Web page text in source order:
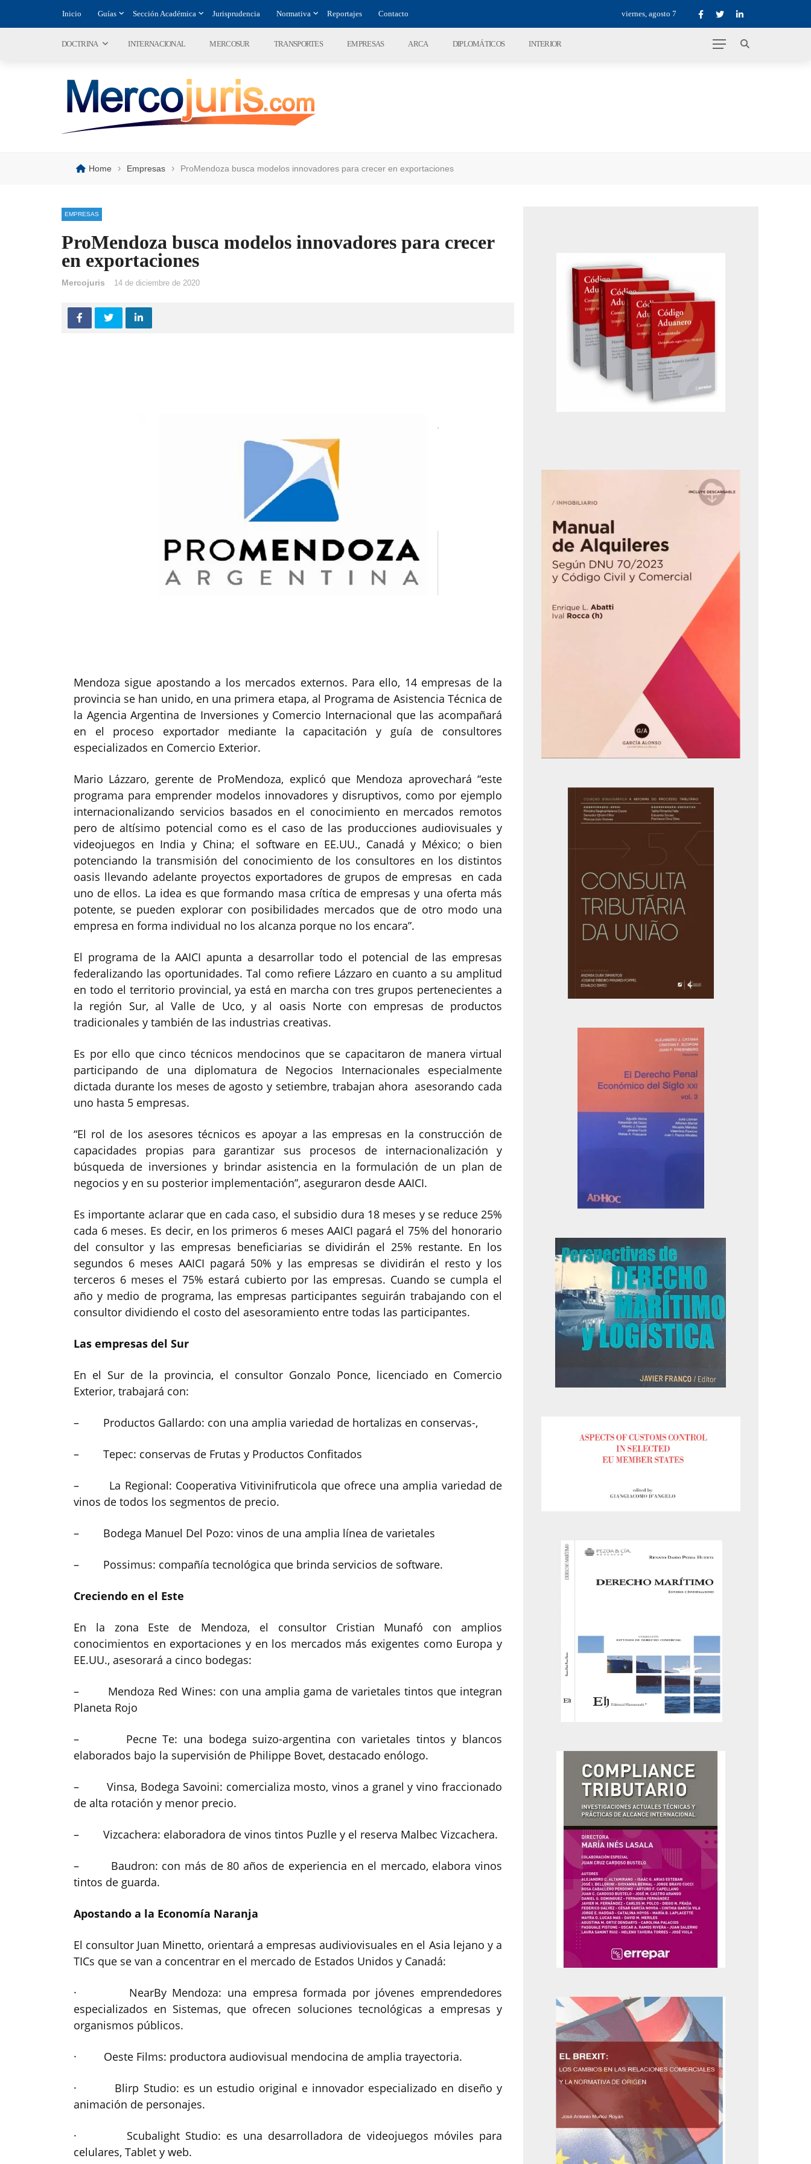
Inicio Guías Sección Académica Jurisprudencia Normativa Reportajes Contacto viernes, agosto 7
DOCTRINA INTERNACIONAL MERCOSUR TRANSPORTES EMPRESAS ARCA DIPLOMÁTICOS INTERIOR
Home › Empresas › ProMendoza busca modelos innovadores para crecer en exportaciones
EMPRESAS
ProMendoza busca modelos innovadores para crecer
en exportaciones
Mercojuris 14 de diciembre de 2020
Mendoza sigue apostando a los mercados externos. Para ello, 14 empresas de la
provincia se han unido, en una primera etapa, al Programa de Asistencia Técnica de
la Agencia Argentina de Inversiones y Comercio Internacional que las acompañará
en el proceso exportador mediante la capacitación y guía de consultores
especializados en Comercio Exterior.
Mario Lázzaro, gerente de ProMendoza, explicó que Mendoza aprovechará “este
programa para emprender modelos innovadores y disruptivos, como por ejemplo
internacionalizando servicios basados en el conocimiento en mercados remotos
pero de altísimo potencial como es el caso de las producciones audiovisuales y
videojuegos en India y China; el software en EE.UU., Canadá y México; o bien
potenciando la transmisión del conocimiento de los consultores en los distintos
oasis llevando adelante proyectos exportadores de grupos de empresas en cada
uno de ellos. La idea es que formando masa crítica de empresas y una oferta más
potente, se pueden explorar con posibilidades mercados que de otro modo una
empresa en forma individual no los alcanza porque no los encara”.
El programa de la AAICI apunta a desarrollar todo el potencial de las empresas
federalizando las oportunidades. Tal como refiere Lázzaro en cuanto a su amplitud
en todo el territorio provincial, ya está en marcha con tres grupos pertenecientes a
la región Sur, al Valle de Uco, y al oasis Norte con empresas de productos
tradicionales y también de las industrias creativas.
Es por ello que cinco técnicos mendocinos que se capacitaron de manera virtual
participando de una diplomatura de Negocios Internacionales especialmente
dictada durante los meses de agosto y setiembre, trabajan ahora asesorando cada
uno hasta 5 empresas.
“El rol de los asesores técnicos es apoyar a las empresas en la construcción de
capacidades propias para garantizar sus procesos de internacionalización y
búsqueda de inversiones y brindar asistencia en la formulación de un plan de
negocios y en su posterior implementación”, aseguraron desde AAICI.
Es importante aclarar que en cada caso, el subsidio dura 18 meses y se reduce 25%
cada 6 meses. Es decir, en los primeros 6 meses AAICI pagará el 75% del honorario
del consultor y las empresas beneficiarias se dividirán el 25% restante. En los
segundos 6 meses AAICI pagará 50% y las empresas se dividirán el resto y los
terceros 6 meses el 75% estará cubierto por las empresas. Cuando se cumpla el
año y medio de programa, las empresas participantes seguirán trabajando con el
consultor dividiendo el costo del asesoramiento entre todas las participantes.
Las empresas del Sur
En el Sur de la provincia, el consultor Gonzalo Ponce, licenciado en Comercio
Exterior, trabajará con:
– Productos Gallardo: con una amplia variedad de hortalizas en conservas-,
– Tepec: conservas de Frutas y Productos Confitados
– La Regional: Cooperativa Vitivinifruticola que ofrece una amplia variedad de
vinos de todos los segmentos de precio.
– Bodega Manuel Del Pozo: vinos de una amplia línea de varietales
– Possimus: compañía tecnológica que brinda servicios de software.
Creciendo en el Este
En la zona Este de Mendoza, el consultor Cristian Munafó con amplios
conocimientos en exportaciones y en los mercados más exigentes como Europa y
EE.UU., asesorará a cinco bodegas:
– Mendoza Red Wines: con una amplia gama de varietales tintos que integran
Planeta Rojo
– Pecne Te: una bodega suizo-argentina con varietales tintos y blancos
elaborados bajo la supervisión de Philippe Bovet, destacado enólogo.
– Vinsa, Bodega Savoini: comercializa mosto, vinos a granel y vino fraccionado
de alta rotación y menor precio.
– Vizcachera: elaboradora de vinos tintos Puzlle y el reserva Malbec Vizcachera.
– Baudron: con más de 80 años de experiencia en el mercado, elabora vinos
tintos de guarda.
Apostando a la Economía Naranja
El consultor Juan Minetto, orientará a empresas audiviovisuales en el Asia lejano y a
TICs que se van a concentrar en el mercado de Estados Unidos y Canadá:
· NearBy Mendoza: una empresa formada por jóvenes emprendedores
especializados en Sistemas, que ofrecen soluciones tecnológicas a empresas y
organismos públicos.
· Oeste Films: productora audiovisual mendocina de amplia trayectoria.
· Blirp Studio: es un estudio original e innovador especializado en diseño y
animación de personajes.
· Scubalight Studio: es una desarrolladora de videojuegos móviles para
celulares, Tablet y web.